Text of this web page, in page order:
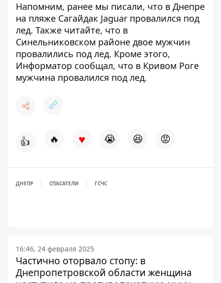
Напомним, ранее мы писали, что в Днепре
на пляже Сагайдак Jaguar провалился под
лед. Также читайте, что в
Синельниковском районе двое мужчин
провалились под лед. Кроме этого,
Информатор сообщал, что в Кривом Роге
мужчина провалился под лед.
👍 🔥 ♥ 😭 😆 😡
ДНЕПР СПАСАТЕЛИ ГСЧС
16:46, 24 февраля 2025
Частично оторвало стопу: в
Днепропетровской области женщина